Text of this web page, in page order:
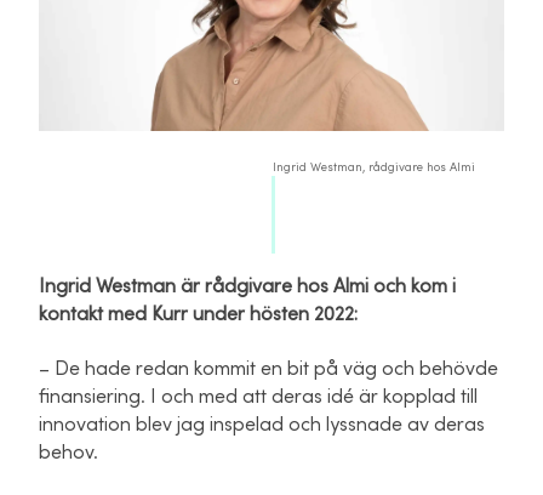
Ingrid Westman, rådgivare hos Almi
Ingrid Westman är rådgivare hos Almi och kom i
kontakt med Kurr under hösten 2022:
– De hade redan kommit en bit på väg och behövde
finansiering. I och med att deras idé är kopplad till
innovation blev jag inspelad och lyssnade av deras
behov.